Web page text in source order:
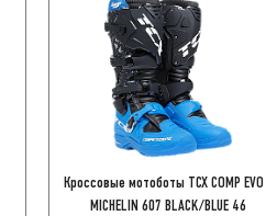
Кроссовые мотоботы TCX COMP
MICHELIN 607 BLACK/BLUE 46